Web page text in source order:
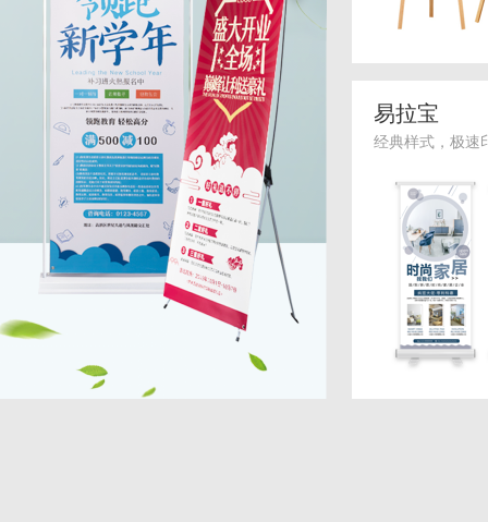
易拉宝
经典样式，极速